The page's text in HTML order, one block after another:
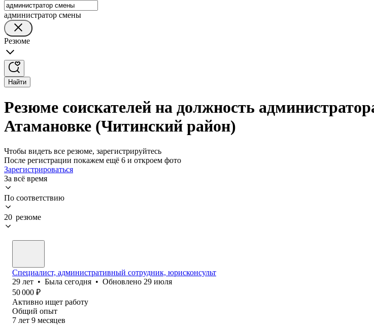
администратор смены
Резюме
Найти
Резюме соискателей на должность
Атамановке (Читинский район)
Чтобы видеть все резюме, зарегистрируйтесь
После регистрации покажем ещё 6 и откроем фото
Зарегистрироваться
За всё время
По соответствию
20 резюме
Специалист, административный сотрудник, юрисконсульт
29 лет • Была сегодня • Обновлено 29 июля
50 000 ₽
Активно ищет работу
Общий опыт
7 лет 9 месяцев